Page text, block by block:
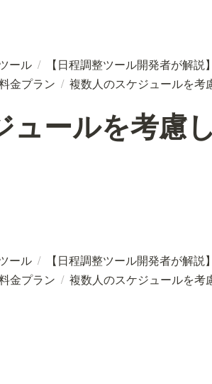
ール /
【日程調整ツール開発者が解
金プラン / 複数人のスケジュールを考
ュールを考慮
ール /
【日程調整ツール開発者が解
金プラン / 複数人のスケジュールを考